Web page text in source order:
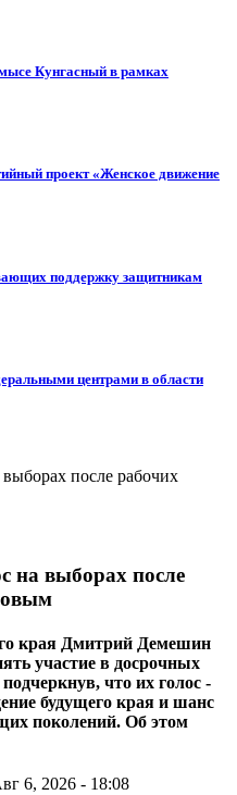
Кунгасный в рамках
проект «Женское движение
поддержку защитникам
центрами в области
на выборах после
края Дмитрий Демешин
участие в досрочных
что их голос -
будущего края и шанс
поколений. Об этом
6, 2026 - 18:08